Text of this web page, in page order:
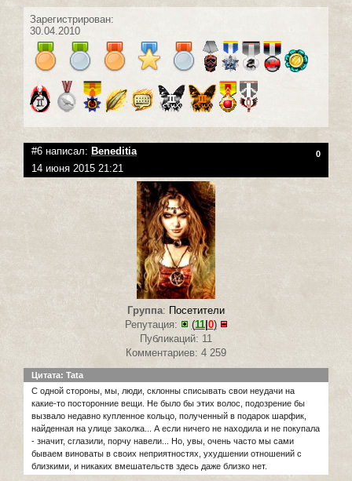
Зарегистрирован:
30.04.2010
#6 написал: Beneditia 0
14 июня 2015 21:21
Группа: Посетители
Репутация:
(11| 0)
Публикаций: 11
Комментариев: 4 259
Цитата: Tata
С одной стороны, мы, люди, склонны списывать свои неудачи на
какие-то посторонние вещи. Не было бы этих волос, подозрение бы
вызвало недавно купленное кольцо, полученный в подарок шарфик,
найденная на улице заколка... А если ничего не находила и не покупала
- значит, сглазили, порчу навели... Но, увы, очень часто мы сами
бываем виноваты в своих неприятностях, ухудшении отношений с
близкими, и никаких вмешательств здесь даже близко нет.